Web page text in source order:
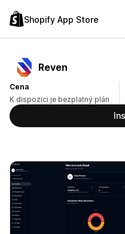
Shopify App Store
Reven
Cena
K dispozici je bezplatný plán